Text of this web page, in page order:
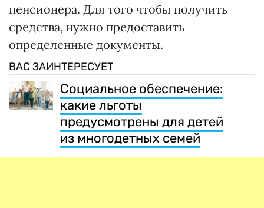
пенсионера. Для того чтобы получить
средства, нужно предоставить
определенные документы.
ВАС ЗАИНТЕРЕСУЕТ
Социальное обеспечение:
какие льготы
предусмотрены для детей
из многодетных семей